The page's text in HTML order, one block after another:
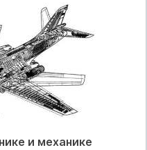
и механике